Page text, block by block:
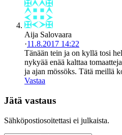
Aija Salovaara
·11.8.2017 14:22
Tänään tein ja on kyllä tosi
nykyää enää kalttaa
ja ajan mössöks. Tätä meillä
Vastaa
Jätä vastaus
Sähköpostiosoitettasi ei julkaista.